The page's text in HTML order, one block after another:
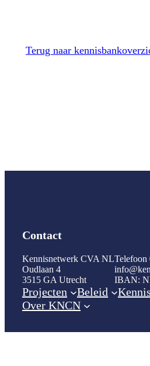
Terug naar
Contact
Kennisnetwerk CVA NL
Oudlaan 4
3515 GA Utrecht
Telefoon
IBAN:
Projecten Beleid
Over KNCN